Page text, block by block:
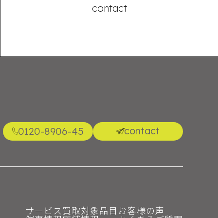
contact
0120-8906-45 contact
サービス 買取対象品目 お客様の声